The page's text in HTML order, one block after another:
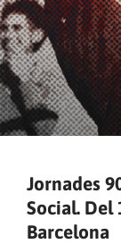
Jornades
Social. Del
Barcelona